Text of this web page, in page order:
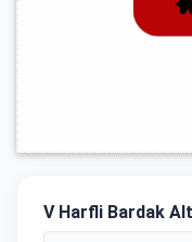
V Harfli Bardak